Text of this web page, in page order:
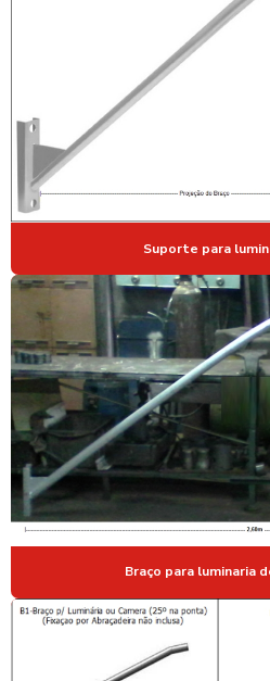
POSTE DE AÇO GALVANIZADO A FOGO
POSTE DE AÇO GALVANIZADO PARA
POSTE DE AÇO GALVANIZADO PARA
POSTE AÇO GALVANIZADO PREÇO
POSTE DE AÇO GALVANIZADO VALOR
POSTE DE AÇO PARA QUADRAS
POSTE PARA CAMERA CFTV
POSTE CURVO DUPLO
POSTE CURVO DUPLO ENGASTADO
POSTE CURVO SIMPLES
POSTE CURVO SIMPLES PREÇO
POSTE DE FERRO GALVANIZADO
POSTE DE FERRO GALVANIZADO
POSTE DE FERRO PARA ILUMINAÇÃO
POSTE GALVANIZADO PARA CAMERAS
POSTE GALVANIZADO PARA CFTV
Suporte para
Braço para luminaria